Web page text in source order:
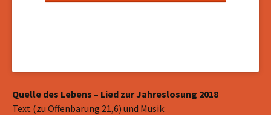
Quelle des Lebens – Lied zur Jahreslosung 2018
Text (zu Offenbarung 21,6) und Musik: